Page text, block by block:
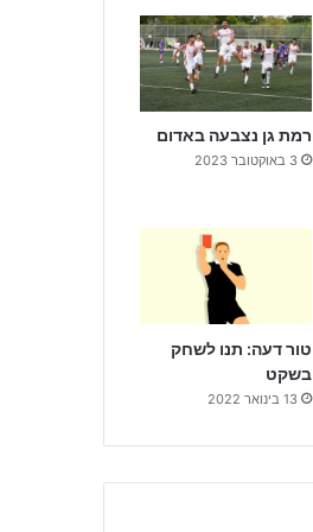
רמת גן נצבעה באדום
3 באוקטובר 2023
טור דעה: תנו לשחק
בשקט
13 בינואר 2022